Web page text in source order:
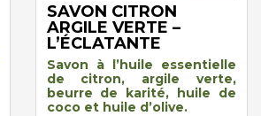
SAVON CITRON
ARGILE VERTE –
L’ÉCLATANTE
Savon à l’huile essentielle
de citron, argile verte,
beurre de karité, huile de
coco et huile d’olive.